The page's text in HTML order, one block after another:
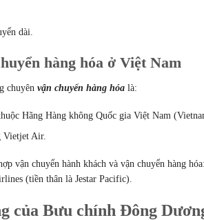
dài.
hàng hóa ở Việt Nam
chuyên vận chuyển hàng hóa là:
Hãng Hàng không Quốc gia Việt Nam
Vietjet Air.
vận chuyển hành khách và vận chuyển hàng
(tiền thân là Jestar Pacific).
của Bưu chính Đông